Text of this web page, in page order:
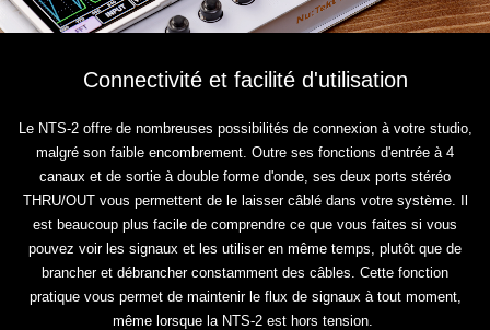
Connectivité et facilité d'utilisation
Le NTS-2 offre de nombreuses possibilités de connexion à votre studio,
malgré son faible encombrement. Outre ses fonctions d'entrée à 4
canaux et de sortie à double forme d'onde, ses deux ports stéréo
THRU/OUT vous permettent de le laisser câblé dans votre système. Il
est beaucoup plus facile de comprendre ce que vous faites si vous
pouvez voir les signaux et les utiliser en même temps, plutôt que de
brancher et débrancher constamment des câbles. Cette fonction
pratique vous permet de maintenir le flux de signaux à tout moment,
même lorsque la NTS-2 est hors tension.